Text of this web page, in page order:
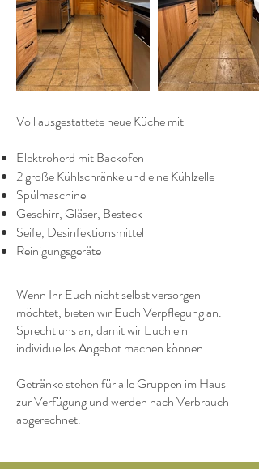
​Voll ausgestattete neue Küche mit
Elektroherd mit Backofen
2 große Kühlschränke und eine Kühlzelle
Spülmaschine
Geschirr, Gläser, Besteck
Seife, Desinfektionsmittel
Reinigungsgeräte
Wenn Ihr Euch nicht selbst versorgen
möchtet, bieten wir Euch Verpflegung an.
Sprecht uns an, damit wir Euch ein
individuelles Angebot machen können.
Getränke stehen für alle Gruppen im Haus
zur Verfügung und werden nach Verbrauch
abgerechnet.